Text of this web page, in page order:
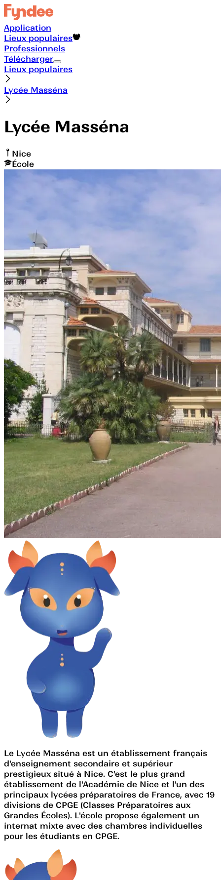
Application
Lieux populaires
Professionnels
Télécharger
Lieux populaires
Lycée Masséna
Lycée Masséna
Nice
École
Le Lycée Masséna est un établissement français
d'enseignement secondaire et supérieur
prestigieux situé à Nice. C'est le plus grand
établissement de l'Académie de Nice et l'un des
principaux lycées préparatoires de France, avec 19
divisions de CPGE (Classes Préparatoires aux
Grandes Écoles). L'école propose également un
internat mixte avec des chambres individuelles
pour les étudiants en CPGE.